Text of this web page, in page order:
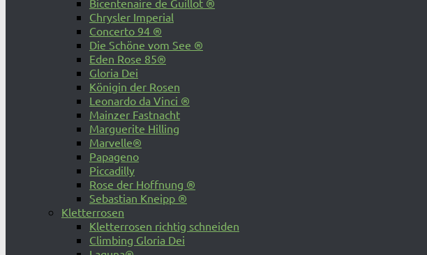
Bicentenaire de Guillot ®
Chrysler Imperial
Concerto 94 ®
Die Schöne vom See ®
Eden Rose 85®
Gloria Dei
Königin der Rosen
Leonardo da Vinci ®
Mainzer Fastnacht
Marguerite Hilling
Marvelle®
Papageno
Piccadilly
Rose der Hoffnung ®
Sebastian Kneipp ®
Kletterrosen
Kletterrosen richtig schneiden
Climbing Gloria Dei